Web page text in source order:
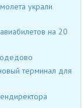
украли
на 20
терминал для